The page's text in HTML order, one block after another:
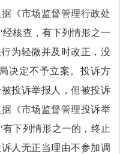
《市场监督管理行政处
核查，有下列情形之一
为轻微并及时改正，没
决定不予立案。投诉方
投诉举报人，但被投诉
《市场监督管理投诉举
下列情形之一的，终止
人无正当理由不参加调